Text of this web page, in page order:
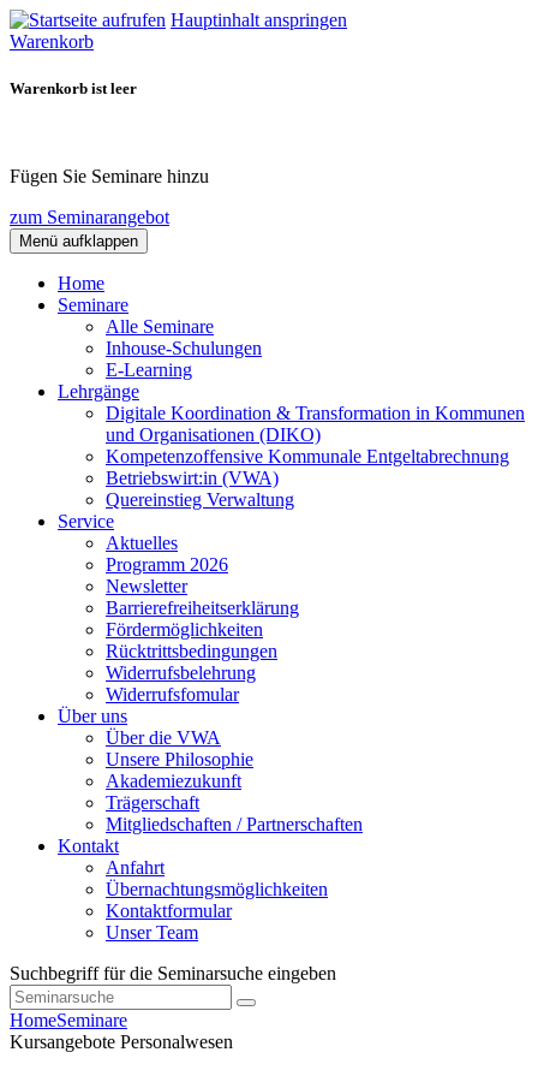
Hauptinhalt anspringen
Warenkorb
Warenkorb ist leer
Fügen Sie Seminare hinzu
zum Seminarangebot
Menü aufklappen
Home
Seminare
Alle Seminare
Inhouse-Schulungen
E-Learning
Lehrgänge
Digitale Koordination & Transformation in Kommunen
und Organisationen (DIKO)
Kompetenzoffensive Kommunale Entgeltabrechnung
Betriebswirt:in (VWA)
Quereinstieg Verwaltung
Service
Aktuelles
Programm 2026
Newsletter
Barrierefreiheitserklärung
Fördermöglichkeiten
Rücktrittsbedingungen
Widerrufsbelehrung
Widerrufsfomular
Über uns
Über die VWA
Unsere Philosophie
Akademiezukunft
Trägerschaft
Mitgliedschaften / Partnerschaften
Kontakt
Anfahrt
Übernachtungsmöglichkeiten
Kontaktformular
Unser Team
Suchbegriff für die Seminarsuche eingeben
HomeSeminare
Kursangebote Personalwesen